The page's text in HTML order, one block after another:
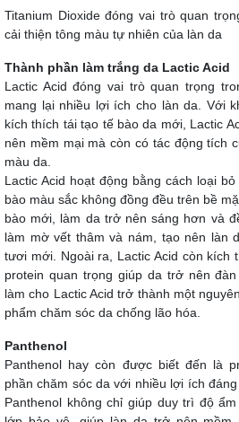
Titanium Dioxide đóng vai trò quan
cải thiện tông màu tự nhiên của làn da
Thành phần làm trắng da Lactic Acid
Lactic Acid đóng vai trò quan trọng
mang lại nhiều lợi ích cho làn da. Với
kích thích tái tạo tế bào da mới, Lactic
nên mềm mại mà còn có tác động tích
màu da.
Lactic Acid hoạt động bằng cách loại
bào màu sắc không đồng đều trên bề
bào mới, làm da trở nên sáng hơn và
làm mờ vết thâm và nám, tạo nên làn
tươi mới. Ngoài ra, Lactic Acid còn kích
protein quan trọng giúp da trở nên
làm cho Lactic Acid trở thành một
phẩm chăm sóc da chống lão hóa.
Panthenol
Panthenol hay còn được biết đến là
phần chăm sóc da với nhiều lợi ích
Panthenol không chỉ giúp duy trì độ